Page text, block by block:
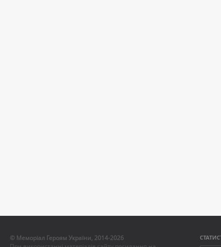
© Меморіал Героям України, 2014-2026